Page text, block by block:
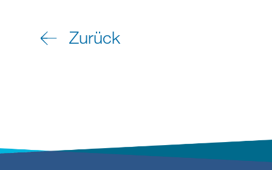
Zurück